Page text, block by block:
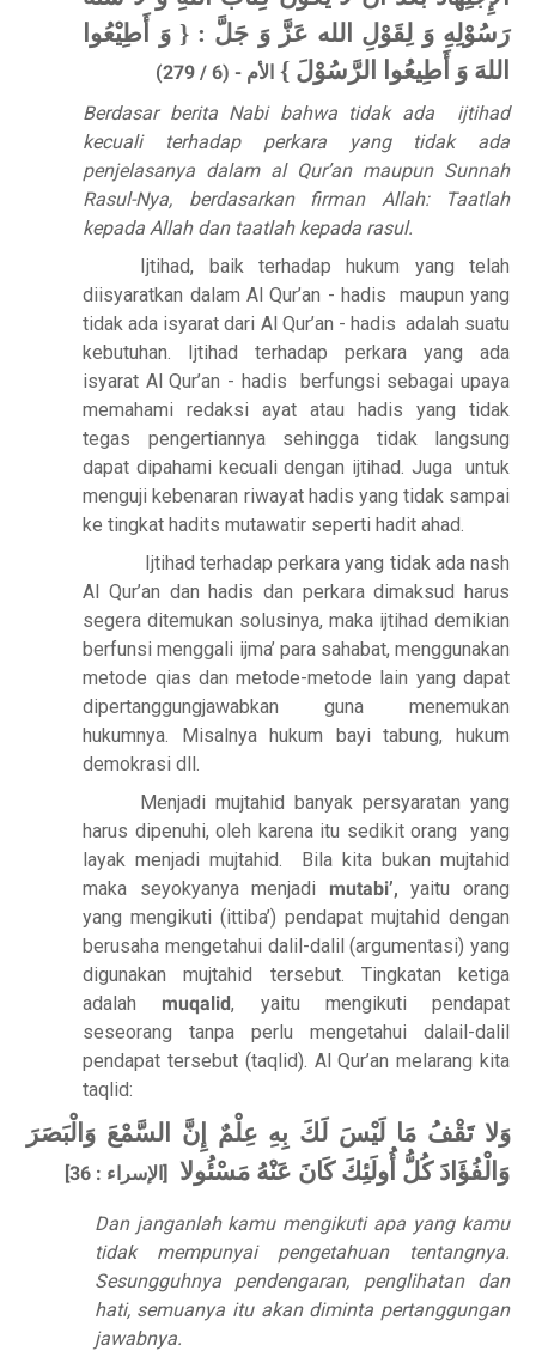
رَسُوْلِهِ وَ لِقَوْلِ الله عَزَّ وَ جَلَّ : { وَ أَطِيْعُوا
اللهَ وَ أَطِيعُوا الرَّسُوْلَ } الأم - (6 / 279)
Berdasar berita Nabi bahwa tidak ada
ijtihad
kecuali terhadap perkara yang tidak ada
penjelasanya dalam al Qur’an maupun Sunnah
Rasul-Nya, berdasarkan firman Allah: Taatlah
kepada Allah dan taatlah kepada rasul.
Ijtihad, baik terhadap hukum yang telah
diisyaratkan dalam Al Qur’an - hadis
maupun yang
tidak ada isyarat dari Al Qur’an - hadis adalah suatu
kebutuhan. Ijtihad terhadap perkara yang ada
isyarat Al Qur’an - hadis
berfungsi sebagai upaya
memahami redaksi ayat atau hadis yang tidak
tegas pengertiannya sehingga tidak langsung
dapat dipahami kecuali dengan ijtihad. Juga untuk
menguji kebenaran riwayat hadis yang tidak sampai
ke tingkat hadits mutawatir seperti hadit ahad.
Ijtihad terhadap perkara yang tidak ada nash
Al Qur’an dan hadis dan perkara dimaksud harus
segera ditemukan solusinya, maka ijtihad demikian
berfunsi menggali ijma’ para sahabat, menggunakan
metode qias dan metode-metode lain yang dapat
dipertanggungjawabkan guna menemukan
hukumnya. Misalnya hukum bayi tabung, hukum
demokrasi dll.
Menjadi mujtahid banyak persyaratan yang
harus dipenuhi, oleh karena itu sedikit orang
yang
layak menjadi mujtahid.
Bila kita bukan mujtahid
maka seyokyanya menjadi mutabi’, yaitu orang
yang mengikuti (ittiba’) pendapat mujtahid dengan
berusaha mengetahui dalil-dalil (argumentasi) yang
digunakan mujtahid tersebut. Tingkatan ketiga
adalah muqalid, yaitu mengikuti pendapat
seseorang tanpa perlu mengetahui dalail-dalil
pendapat tersebut (taqlid). Al Qur’an melarang kita
taqlid:
وَلا تَقْفُ مَا لَيْسَ لَكَ بِهِ عِلْمٌ إِنَّ السَّمْعَ وَالْبَصَرَ
وَالْفُؤَادَ كُلُّ أُولَئِكَ كَانَ عَنْهُ مَسْئُولا
[الإسراء : 36]
Dan janganlah kamu mengikuti apa yang kamu
tidak mempunyai pengetahuan tentangnya.
Sesungguhnya pendengaran, penglihatan dan
hati, semuanya itu akan diminta pertanggungan
jawabnya.